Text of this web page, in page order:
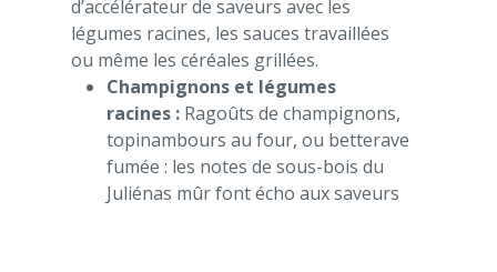
d’accélérateur de saveurs avec les
légumes racines, les sauces travaillées
ou même les céréales grillées.
Champignons et légumes
racines : Ragoûts de champignons,
topinambours au four, ou betterave
fumée : les notes de sous-bois du
Juliénas mûr font écho aux saveurs